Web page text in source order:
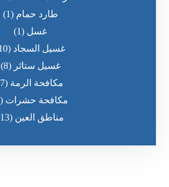
طارد حمام (1)
غسل (1)
غسيل السجاد (10)
غسيل ستائر (8)
مكافحة الرمة (7)
مكافحة حشرات (7)
مناطق العين (13)